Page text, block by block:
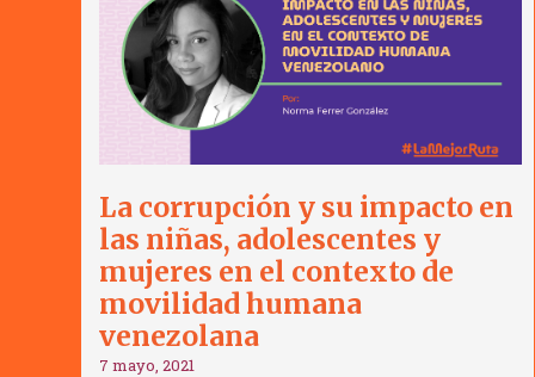
La corrupción y su impacto en
las niñas, adolescentes y
mujeres en el contexto de
movilidad humana
venezolana
7 mayo, 2021